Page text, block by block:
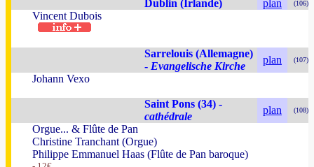
Dublin (Irlande)
plan (106)
Vincent Dubois
Sarrelouis (Allemagne)
- Evangelische Kirche
plan (107)
Johann Vexo
Saint Pons (34) -
cathédrale
plan (108)
Orgue... & Flûte de Pan
Christine Tranchant (Orgue)
Philippe Emmanuel Haas (Flûte de Pan baroque)